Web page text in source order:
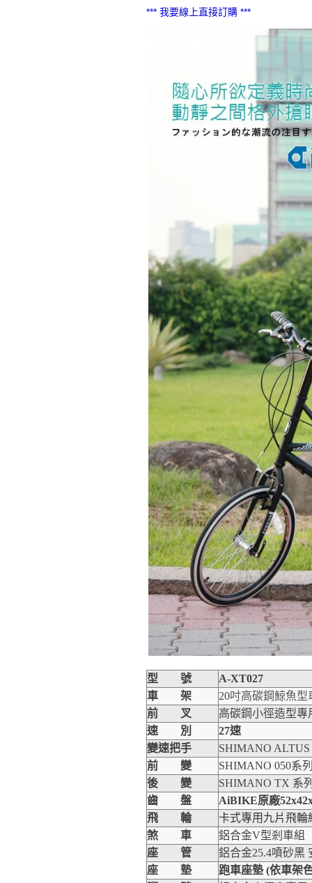
*** 我要線上直接訂購 ***
型 號
A-XT027
車 架
20吋高碳鋼鯨魚型
前 叉
高碳鋼小徑造型專
速 別
27速
變速把手
SHIMANO ALTUS
前 變
SHIMANO 050系
後 變
SHIMANO TX 系
齒 盤
AiBIKE原廠
飛 輪
卡式專用九片飛輪
煞 車
鋁合金V型剎車組
座 管
鋁合金25.4噴砂黑
座 墊
跑車座墊 (依車架